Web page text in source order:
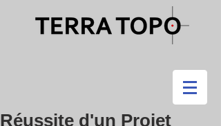
Réussite d'un Projet